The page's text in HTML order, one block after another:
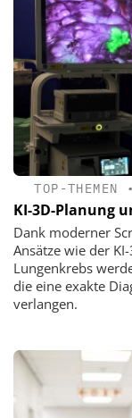
TOP-THEMEN
KI-3D-Planung
Dank moderner
Ansätze wie der
Lungenkrebs
die eine exakte
verlangen.